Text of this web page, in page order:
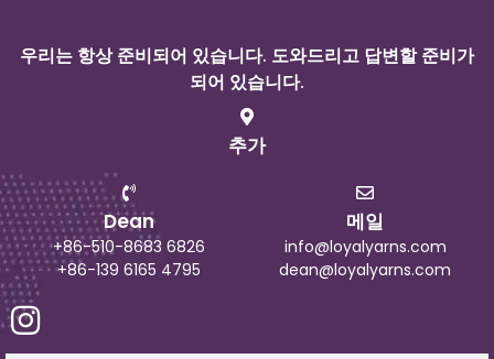
우리는 항상 준비되어 있습니다. 도와드리고 답변할 준비가
되어 있습니다.
추가
Dean
+86-510-8683 6826
+86-139 6165 4795
메일
info@loyalyarns.com
dean@loyalyarns.com